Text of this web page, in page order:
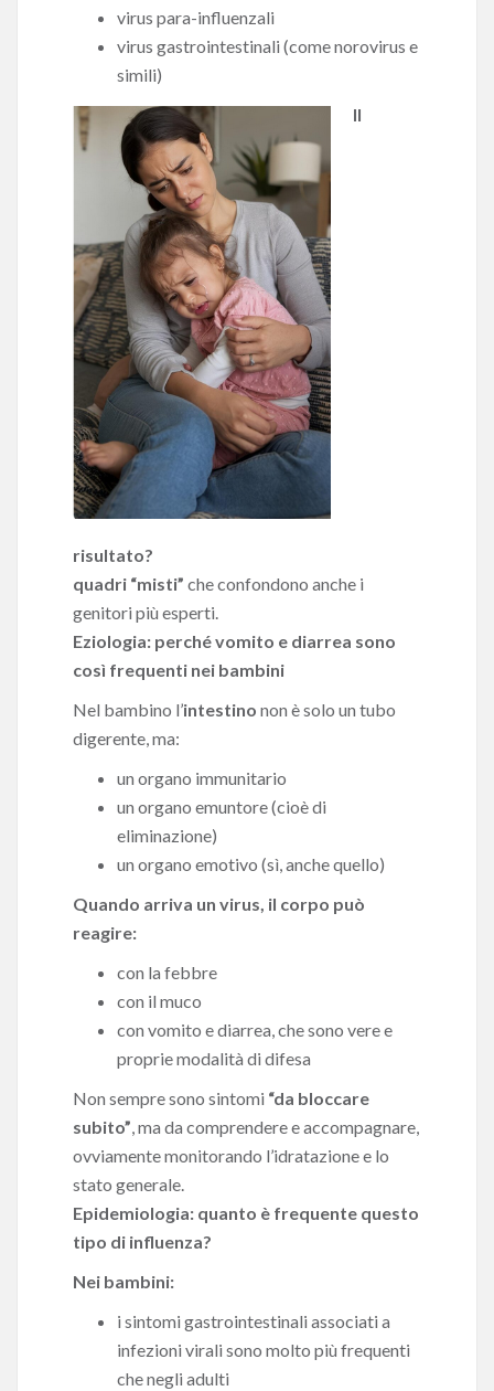
virus para-influenzali
virus gastrointestinali (come norovirus e
simili)
Il
risultato?
quadri “misti” che confondono anche i
genitori più esperti.
Eziologia: perché vomito e diarrea sono
così frequenti nei bambini
Nel bambino l’intestino non è solo un tubo
digerente, ma:
un organo immunitario
un organo emuntore (cioè di
eliminazione)
un organo emotivo (sì, anche quello)
Quando arriva un virus, il corpo può
reagire:
con la febbre
con il muco
con vomito e diarrea, che sono vere e
proprie modalità di difesa
Non sempre sono sintomi “da bloccare
subito”, ma da comprendere e accompagnare,
ovviamente monitorando l’idratazione e lo
stato generale.
Epidemiologia: quanto è frequente questo
tipo di influenza?
Nei bambini:
i sintomi gastrointestinali associati a
infezioni virali sono molto più frequenti
che negli adulti